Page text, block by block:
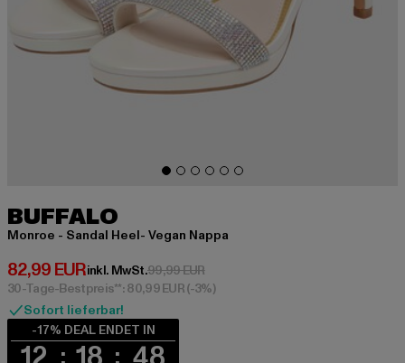
BUFFALO
Monroe - Sandal Heel- Vegan Nappa
82,99 EUR
Derzeitiger Preis: 82,99 EUR
inkl. MwSt.99,99 EURAktionspreis: 99,99 EUR
30-Tage-Bestpreis**: 80,99 EUR(-3%)
Sofort lieferbar!
-17% DEAL ENDET IN